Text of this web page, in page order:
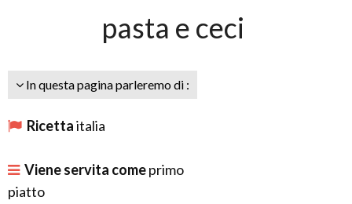
pasta e ceci
In questa pagina parleremo di :
Ricettaitalia
Viene servita comeprimo
piatto